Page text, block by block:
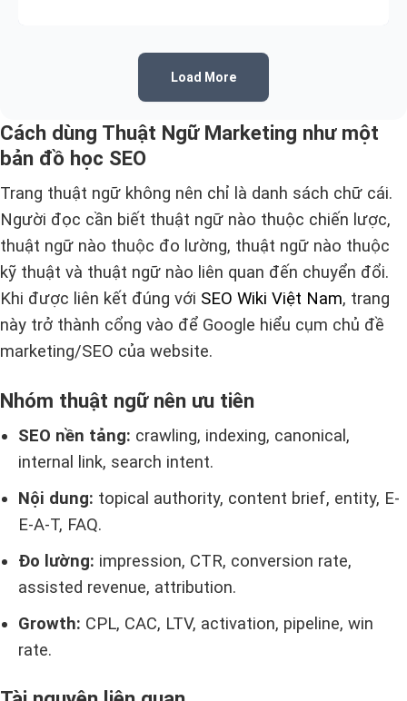
Load More
Cách dùng Thuật Ngữ Marketing như một
bản đồ học SEO
Trang thuật ngữ không nên chỉ là danh sách chữ cái.
Người đọc cần biết thuật ngữ nào thuộc chiến lược,
thuật ngữ nào thuộc đo lường, thuật ngữ nào thuộc
kỹ thuật và thuật ngữ nào liên quan đến chuyển đổi.
Khi được liên kết đúng với SEO Wiki Việt Nam, trang
này trở thành cổng vào để Google hiểu cụm chủ đề
marketing/SEO của website.
Nhóm thuật ngữ nên ưu tiên
SEO nền tảng: crawling, indexing, canonical,
internal link, search intent.
Nội dung: topical authority, content brief, entity, E-
E-A-T, FAQ.
Đo lường: impression, CTR, conversion rate,
assisted revenue, attribution.
Growth: CPL, CAC, LTV, activation, pipeline, win
rate.